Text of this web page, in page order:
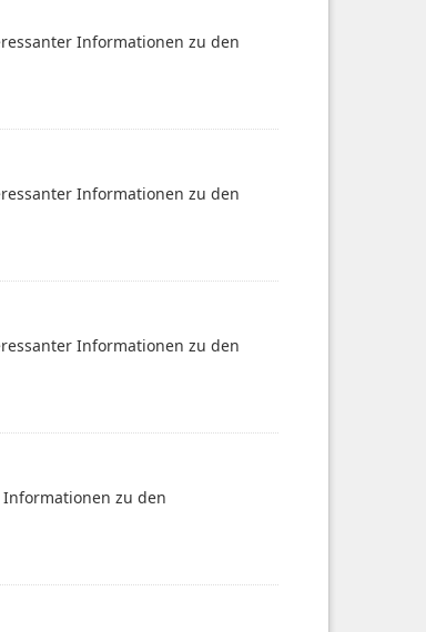
Informationen zu den
Informationen zu den
Informationen zu den
zu den